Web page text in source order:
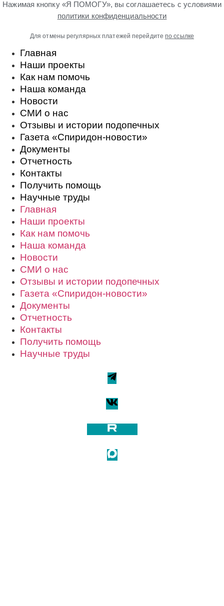
Нажимая кнопку «Я ПОМОГУ», вы соглашаетесь с условиями
политики конфиденциальности
Для отмены регулярных платежей перейдитепо ссылке
Главная
Наши проекты
Как нам помочь
Наша команда
Новости
СМИ о нас
Отзывы и истории подопечных
Газета «Спиридон-новости»
Документы
Отчетность
Контакты
Получить помощь
Научные труды
Главная
Наши проекты
Как нам помочь
Наша команда
Новости
СМИ о нас
Отзывы и истории подопечных
Газета «Спиридон-новости»
Документы
Отчетность
Контакты
Получить помощь
Научные труды